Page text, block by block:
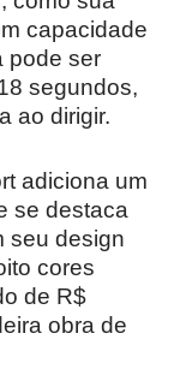
capacidade
pode ser
segundos,
ao dirigir.
adiciona um
se destaca
seu design
cores
de R$
obra de